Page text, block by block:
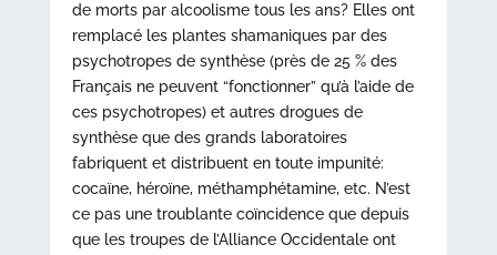
de morts par alcoolisme tous les ans? Elles ont
remplacé les plantes shamaniques par des
psychotropes de synthèse (près de 25 % des
Français ne peuvent “fonctionner” qu’à l’aide de
ces psychotropes) et autres drogues de
synthèse que des grands laboratoires
fabriquent et distribuent en toute impunité:
cocaïne, héroïne, méthamphétamine, etc. N’est
ce pas une troublante coïncidence que depuis
que les troupes de l’Alliance Occidentale ont